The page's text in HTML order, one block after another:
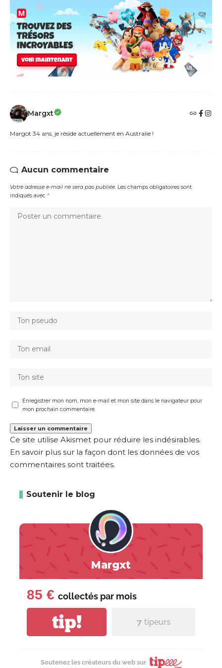
Margxt
Margot 34 ans, je réside actuellement en Australie !
Aucun commentaire
Votre adresse e-mail ne sera pas publiée. Les champs obligatoires sont
indiqués avec *
Enregistrer mon nom, mon e-mail et mon site dans le navigateur pour
mon prochain commentaire.
Ce site utilise Akismet pour réduire les indésirables.
En savoir plus sur la façon dont les données de vos
commentaires sont traitées.
Soutenir le blog
Margxt
85 € collectés par mois
tip! 7 tipeurs
Soutenez les créateurs du web sur